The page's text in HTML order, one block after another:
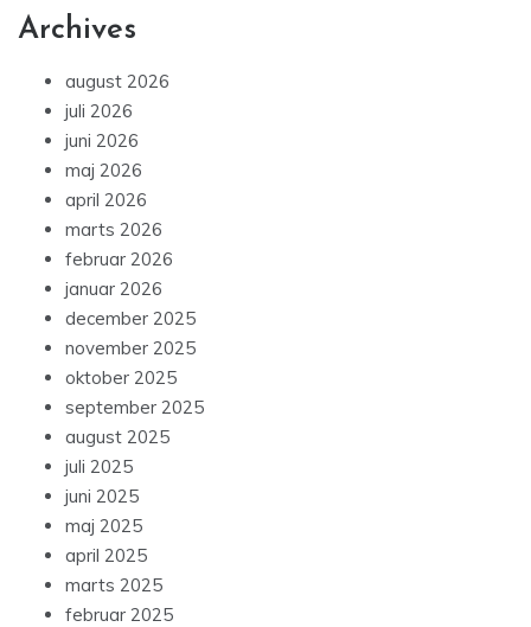
Archives
august 2026
juli 2026
juni 2026
maj 2026
april 2026
marts 2026
februar 2026
januar 2026
december 2025
november 2025
oktober 2025
september 2025
august 2025
juli 2025
juni 2025
maj 2025
april 2025
marts 2025
februar 2025